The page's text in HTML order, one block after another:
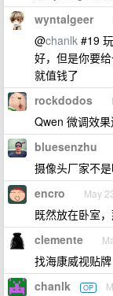
wyntalgeer
@chanlk #19
好，但是你要
就值钱了
rockdodos
Qwen 微调效
bluesenzhu
摄像头厂家不
encro May
既然放在卧室
clemente
找海康威视贴
chanlk OP